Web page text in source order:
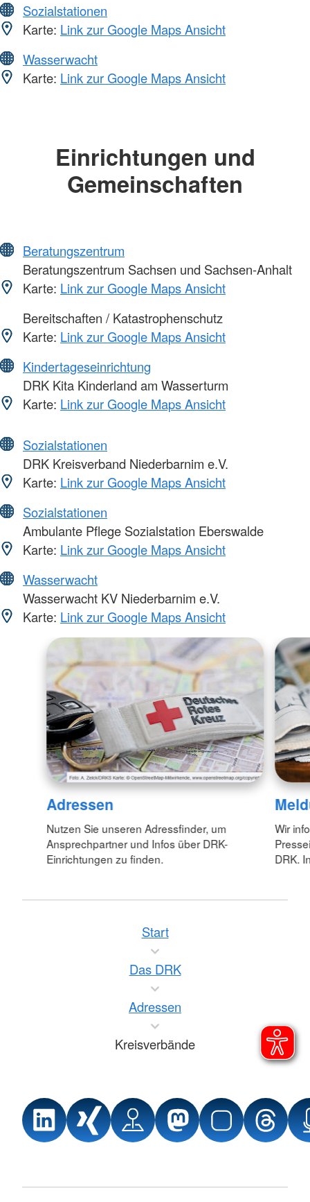
Sozialstationen
Karte: Link zur Google Maps Ansicht
Wasserwacht
Karte: Link zur Google Maps Ansicht
Einrichtungen und
Gemeinschaften
Beratungszentrum
Beratungszentrum Sachsen und Sachsen-Anhalt
Karte: Link zur Google Maps Ansicht
Bereitschaften / Katastrophenschutz
Karte: Link zur Google Maps Ansicht
Kindertageseinrichtung
DRK Kita Kinderland am Wasserturm
Karte: Link zur Google Maps Ansicht
Sozialstationen
DRK Kreisverband Niederbarnim e.V.
Karte: Link zur Google Maps Ansicht
Sozialstationen
Ambulante Pflege Sozialstation Eberswalde
Karte: Link zur Google Maps Ansicht
Wasserwacht
Wasserwacht KV Niederbarnim e.V.
Karte: Link zur Google Maps Ansicht
Adressen
Nutzen Sie unseren Adressfinder, um
Ansprechpartner und Infos über DRK-
Einrichtungen zu finden.
Wir
DRK.
Start
Das DRK
Adressen
Kreisverbände